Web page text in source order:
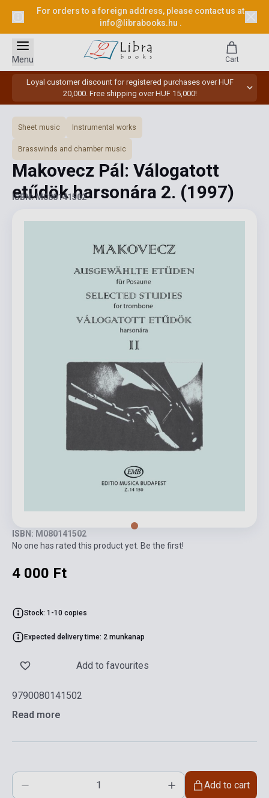
For orders to a foreign address, please contact us at
info@librabooks.hu .
Loyal customer discount for registered purchases over HUF
20,000. Free shipping over HUF 15,000!
Menu Cart
Sheet music Instrumental works
Brasswinds and chamber music
Makovecz Pál: Válogatott
etűdök harsonára 2. (1997)
ISBN: M080141502
ISBN: M080141502
No one has rated this product yet. Be the first!
4 000 Ft
Stock: 1-10 copies
Expected delivery time: 2 munkanap
Add to favourites
9790080141502
Read more
Add to cart